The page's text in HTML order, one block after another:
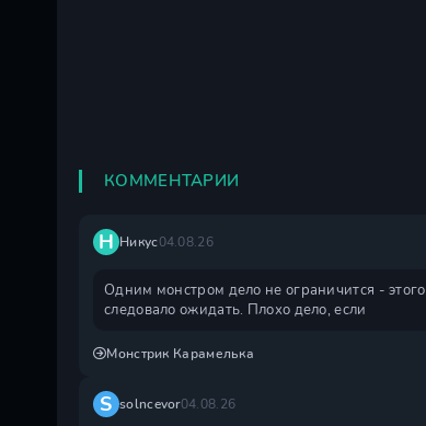
КОММЕНТАРИИ
Н Никус04.08.26
Одним монстром дело не ограничится - этого
следовало ожидать. Плохо дело, если
Монстрик Карамелька
S solncevor04.08.26